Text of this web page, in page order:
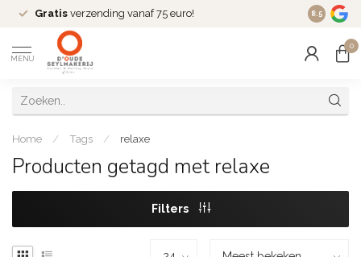
Gratis verzending vanaf 75 euro! Dé
8.5
MENU
0
Home / Tags / relaxe
Producten getagd met relaxe
Filters